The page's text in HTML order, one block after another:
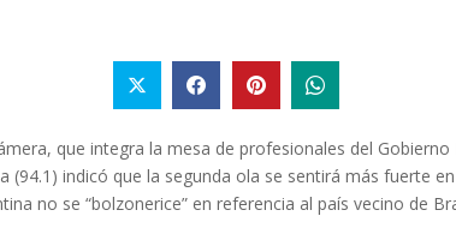
que integra la mesa de profesionales del Gobierno
(94.1) indicó que la segunda ola se sentirá más fuerte
no se “bolzonerice” en referencia al país vecino de